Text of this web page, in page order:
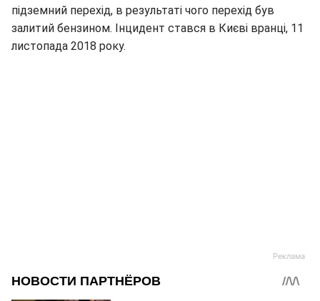
підземний перехід, в результаті чого перехід був
залитий бензином. Інцидент стався в Києві вранці, 11
листопада 2018 року.